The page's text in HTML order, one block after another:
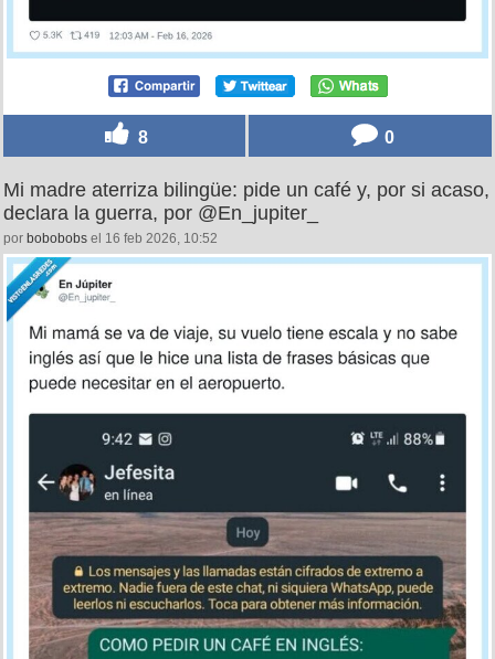
8 0
Mi madre aterriza bilingüe: pide un café y, por si acaso,
declara la guerra, por @En_jupiter_
por bobobobs el 16 feb 2026, 10:52